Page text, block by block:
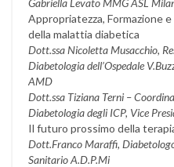
Gabriella Levato MMG ASL
Appropriatezza, Formazione
della malattia diabetica
Dott.ssa Nicoletta Musacchio,
Diabetologia dell’Ospedale
AMD
Dott.ssa Tiziana Terni –
Diabetologia degli ICP, Vice
Il futuro prossimo della
Dott.Franco Maraffi,
Sanitario A.D.P.Mi